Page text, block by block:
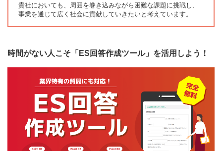
貴社においても、周囲を巻き込みながら困難な課題に挑戦し、
事業を通じて広く社会に貢献していきたいと考えています。
時間がない人こそ「ES回答作成ツール」を活用しよう！